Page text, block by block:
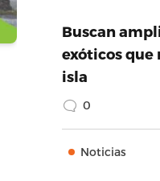
Buscan
exóticos que
isla
0
Noticias